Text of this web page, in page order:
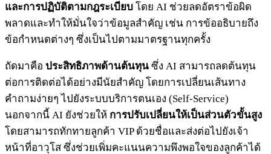
และการปฏิบัติตามกฎระเบียบ โดย AI ช่วยลดอัตราข้อผิด
พลาดและทำให้มั่นใจว่าข้อมูลสำคัญ เช่น การข้ออธิบายถึง
ข้อกำหนดต่างๆ ซึ่งเป็นไปตามมาตรฐานทุกครั้ง
ถัดมาคือ ประสิทธิภาพด้านต้นทุน ซึ่ง AI สามารถลดต้นทุน
ต่อการติดต่อได้อย่างมีนัยสำคัญ โดยการเปลี่ยนเส้นทาง
คำถามง่ายๆ ไปยังระบบบริการตนเอง (Self-Service)
นอกจากนี้ AI ยังช่วยให้ การปรับเปลี่ยนให้เป็นส่วนตัวขั้นสูง
โดยสามารถทักทายลูกค้า VIP ด้วยชื่อและส่งต่อไปยังเจ้า
หน้าที่อาวุโส ซึ่งช่วยเพิ่มคะแนนความพึงพอใจของลูกค้าได้